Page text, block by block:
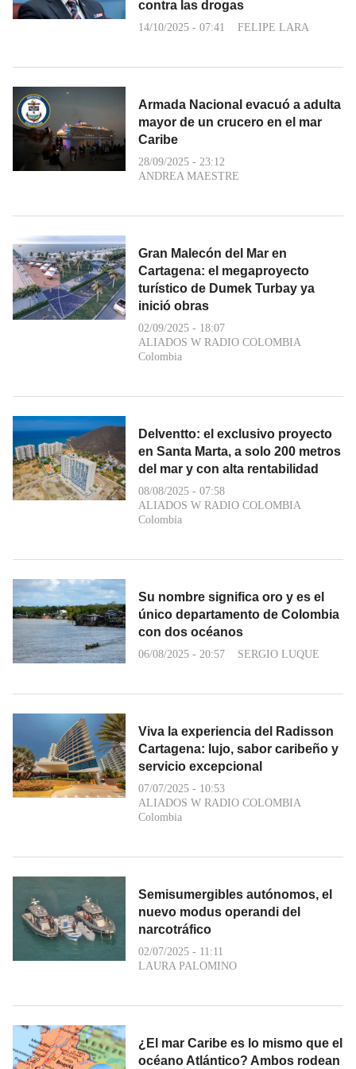
contra las drogas
14/10/2025 - 07:41 FELIPE LARA
Armada Nacional evacuó a adulta
mayor de un crucero en el mar
Caribe
28/09/2025 - 23:12
ANDREA MAESTRE
Gran Malecón del Mar en
Cartagena: el megaproyecto
turístico de Dumek Turbay ya
inició obras
02/09/2025 - 18:07
ALIADOS W RADIO COLOMBIA
Colombia
Delventto: el exclusivo proyecto
en Santa Marta, a solo 200 metros
del mar y con alta rentabilidad
08/08/2025 - 07:58
ALIADOS W RADIO COLOMBIA
Colombia
Su nombre significa oro y es el
único departamento de Colombia
con dos océanos
06/08/2025 - 20:57 SERGIO LUQUE
Viva la experiencia del Radisson
Cartagena: lujo, sabor caribeño y
servicio excepcional
07/07/2025 - 10:53
ALIADOS W RADIO COLOMBIA
Colombia
Semisumergibles autónomos, el
nuevo modus operandi del
narcotráfico
02/07/2025 - 11:11
LAURA PALOMINO
¿El mar Caribe es lo mismo que el
océano Atlántico? Ambos rodean